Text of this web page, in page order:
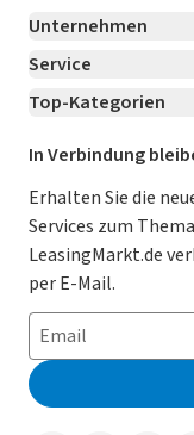
Unternehmen
Über LeasingMarkt.de
Karriere Jetzt
Für Händler
Kooperation mit
AGB
Datenschutz
Impressum
Erklärung zur
Presse
Service
Kontakt
Ratgeber
Magazin
Datenschutz-
So funktioniert’s
Häufig gestellte
Leasing-Lexikon
Auto-Tests
Top-Kategorien
Leasing Deals
Gebrauchtwagen
Leasing ohne
E-Auto Leasing
Privatleasing
Leasing-Vergleiche
In Verbindung
Erhalten Sie die
Services zum
LeasingMarkt.de
per E-Mail.